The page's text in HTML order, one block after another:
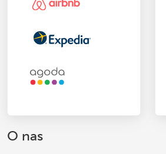
O nas